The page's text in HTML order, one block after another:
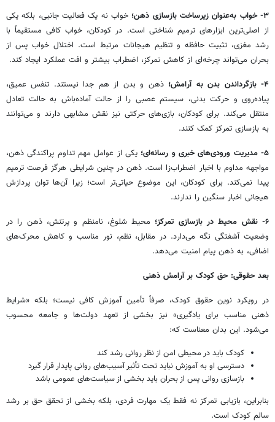
۳- خواب به‌عنوان زیرساخت بازسازی ذهن؛ خواب نه یک فعالیت جانبی، بلکه یکی
از اصلی‌ترین ابزارهای ترمیم شناختی است. در کودکان، خواب کافی مستقیماً با
رشد مغزی، تثبیت حافظه و تنظیم هیجانات مرتبط است. اختلال خواب پس از
بحران می‌تواند چرخه‌ای از کاهش تمرکز، اضطراب بیشتر و افت عملکرد ایجاد کند.
۴- بازگرداندن بدن به آرامش؛ذهن و بدن از هم جدا نیستند. تنفس عمیق،
پیاده‌روی و حرکت بدنی، سیستم عصبی را از حالت آماده‌باش به حالت تعادل
منتقل می‌کند. برای کودکان، بازی‌های حرکتی نیز نقش مشابهی دارند و می‌توانند
به بازسازی تمرکز کمک کنند.
۵- مدیریت ورودی‌های خبری و رسانه‌ای؛ یکی از عوامل مهم تداوم پراکندگی ذهن،
مواجهه مداوم با اخبار اضطراب‌زا است. ذهن در چنین شرایطی هرگز فرصت ترمیم
پیدا نمی‌کند. برای کودکان، این موضوع حیاتی‌تر است؛ زیرا آن‌ها توان پردازش
هیجانی اخبار سنگین را ندارند.
۶- نقش محیط در بازسازی تمرکز؛ محیط شلوغ، نامنظم و پرتنش، ذهن را در
وضعیت آشفتگی نگه می‌دارد. در مقابل، نظم، نور مناسب و کاهش محرک‌های
اضافی، به ذهن پیام امنیت می‌دهد.
بعد حقوقی: حق کودک بر آرامش ذهنی
در رویکرد نوین حقوق کودک، صرفاً تأمین آموزش کافی نیست؛ بلکه «شرایط
ذهنی مناسب برای یادگیری» نیز بخشی از تعهد دولت‌ها و جامعه محسوب
می‌شود. این بدان معناست که:
کودک باید در محیطی امن از نظر روانی رشد کند
دسترسی او به آموزش نباید تحت تأثیر آسیب‌های روانی پایدار قرار گیرد
بازسازی روانی پس از بحران باید بخشی از سیاست‌های عمومی باشد
بنابراین، بازیابی تمرکز نه فقط یک مهارت فردی، بلکه بخشی از تحقق حق بر رشد
سالم کودک است.